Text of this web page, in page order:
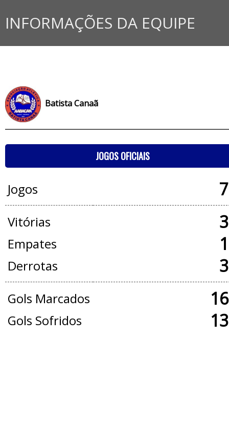
INFORMAÇÕES DA EQUIPE
Batista Canaã
JOGOS OFICIAIS
Jogos
Vitórias
Empates
Derrotas
Gols Marcados
Gols Sofridos